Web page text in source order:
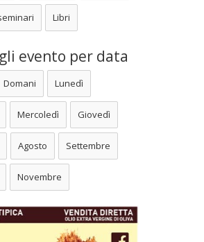
Libri
evento per data
Domani Lunedì
Mercoledì Giovedì
Agosto Settembre
Novembre